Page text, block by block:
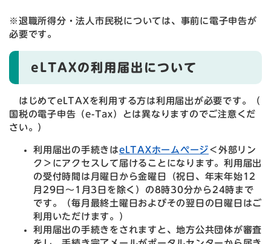
※退職所得分・法人市民税については、事前に電子申告が
必要です。
eLTAXの利用届出について
はじめてeLTAXを利用する方は利用届出が必要です。（
国税の電子申告（e-Tax）とは異なりますのでご注意くだ
さい。）
利用届出の手続きはeLTAXホームページ ＜外部リン
ク＞ にアクセスして届けることになります。利用届出
の受付時間は月曜日から金曜日（祝日、年末年始12
月29日～1月3日を除く）の8時30分から24時まで
です。（毎月最終土曜日およびその翌日の日曜日はご
利用いただけます。）
利用届出の手続きをされますと、地方公共団体が審査